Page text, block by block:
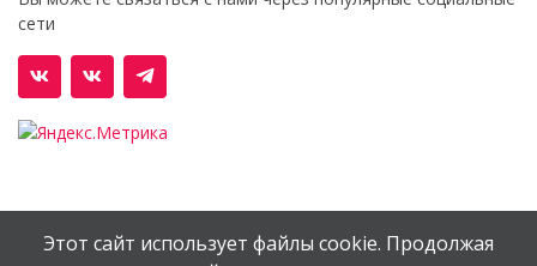
сети
© Орехово-Зуевский железнодорожный техникум им.
Этот сайт использует файлы cookie. Продолжая